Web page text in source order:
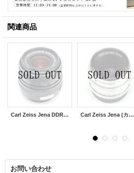
関連商品
Carl Zeiss Jena DDR（カールツアイス イエナ）MC electric Flektogon（フレクトゴン）35mm/F2.4 Carl Zeiss Jena (カールツアイス イエナ) Tessar T（テッサー）50mm/F2.8
お問い合わせ